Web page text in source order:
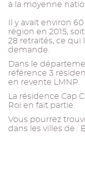
à la moyenne
Il y avait environ
région en 2015,
28 retraités, ce qui
demande.
Dans le
référence 3
en revente LMNP.
La résidence Cap
Roi en fait partie.
Vous pourrez
dans les villes de :